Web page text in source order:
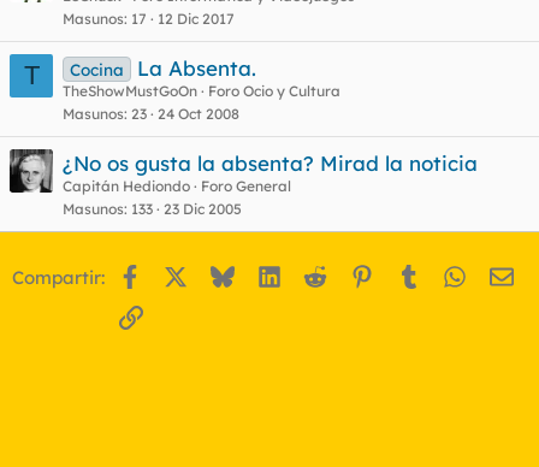
Masunos 17 12 Dic 2017
T Cocina La Absenta.
TheShowMustGoOn
Foro Ocio y Cultura
Masunos 23 24 Oct 2008
¿No os gusta la absenta? Mirad la noticia
Capitán Hediondo
Foro General
Masunos 133 23 Dic 2005
Compartir: Facebook BlueskyLinkedIn
Reddit Pinterest
Tumblr
Enlace